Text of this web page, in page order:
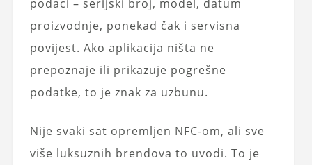
podaci – serijski broj, model, datum
proizvodnje, ponekad čak i servisna
povijest. Ako aplikacija ništa ne
prepoznaje ili prikazuje pogrešne
podatke, to je znak za uzbunu.
Nije svaki sat opremljen NFC-om, ali sve
više luksuznih brendova to uvodi. To je